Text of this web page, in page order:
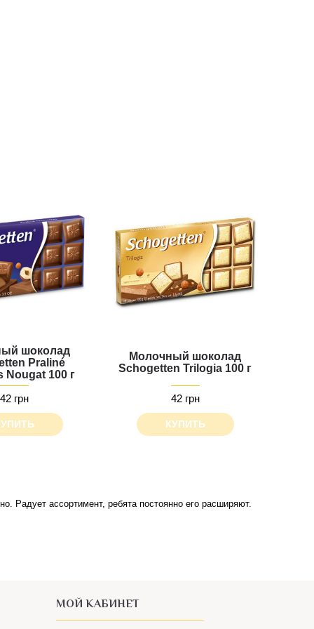
шоколад
Praliné
Nougat 100 г
42 грн
Молочный шоколад
Schogetten Trilogia 100 г
42 грн
КУПИТЬ
Радует ассортимент, ребята постоянно его расширяют.